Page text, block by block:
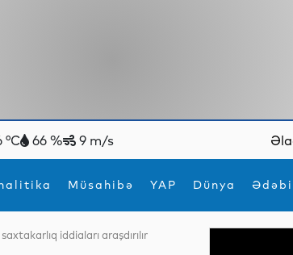
°C 66 % 9 m/s
Müsahibə YAP Dünya
iddiaları araşdırılır